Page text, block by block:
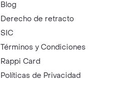
Blog
Derecho de retracto
SIC
Términos y Condiciones
Rappi Card
Políticas de Privacidad